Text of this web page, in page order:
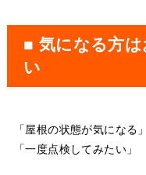
■ 気になる方
い
「屋根の状態が気になる」
「一度点検してみたい」